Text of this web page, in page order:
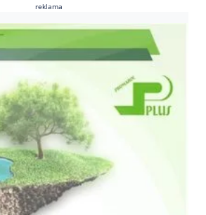
reklama